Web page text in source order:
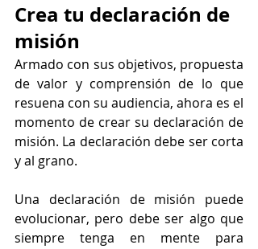
Crea tu declaración de
misión
Armado con sus objetivos, propuesta
de valor y comprensión de lo que
resuena con su audiencia, ahora es el
momento de crear su declaración de
misión. La declaración debe ser corta
y al grano.
Una declaración de misión puede
evolucionar, pero debe ser algo que
siempre tenga en mente para